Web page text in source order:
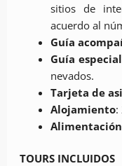
sitios de
acuerdo al
Guía
Guía
nevados.
Tarjeta de
Alojamiento:
Alimentación
TOURS INCLUIDOS